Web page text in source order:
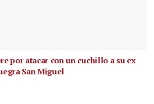
por atacar con un cuchillo a su ex
San Miguel